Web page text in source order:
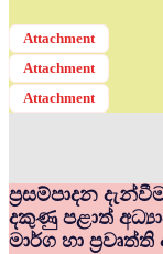
Attachment
Attachment
Attachment
ප්‍රසම්පාදන
දකුණු පළාත්
මාර්ග හා